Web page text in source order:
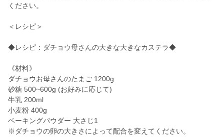
ください。
＜レシピ＞
◆レシピ：ダチョウ母さんの大きな大きなカステラ◆
《材料》
ダチョウお母さんのたまご 1200g
砂糖 500~600g (お好みに応じて)
牛乳 200ml
小麦粉 400g
ベーキングパウダー 大さじ1
※ダチョウの卵の大きさによって配合を変えてください。